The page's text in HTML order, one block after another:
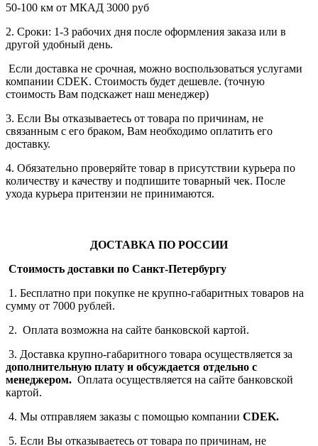
50-100 км от МКАД 3000 руб
2. Сроки: 1-3 рабочих дня после оформления заказа или в
другой удобный день.
Если доставка не срочная, можно воспользоваться услугами
компании СDEK. Стоимость будет дешевле. (точную
стоимость Вам подскажет наш менеджер)
3. Если Вы отказываетесь от товара по причинам, не
связанным с его браком, Вам необходимо оплатить его
доставку.
4. Обязательно проверяйте товар в присутствии курьера по
количеству и качеству и подпишите товарный чек. После
ухода курьера притензии не принимаются.
ДОСТАВКА ПО РОССИИ
Стоимость доставки по Санкт-Петербургу
1. Бесплатно при покупке не крупно-габаритных товаров на
сумму от 7000 рублей.
2. Оплата возможна на сайте банковской картой.
3. Доставка крупно-габаритного товара осуществляется за
дополнительную плату и обсуждается отдельно с
менеджером. Оплата осуществляется на сайте банковской
картой.
4. Мы отправляем заказы с помощью компании СDEK.
5. Если Вы отказываетесь от товара по причинам, не